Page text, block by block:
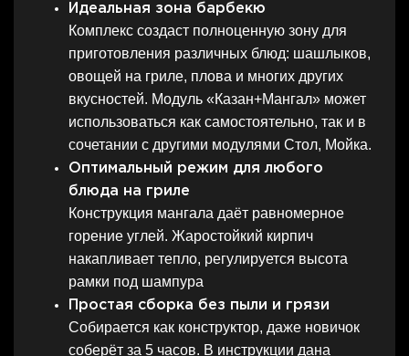
Идеальная зона барбекю
Комплекс создаст полноценную зону для
приготовления различных блюд: шашлыков,
овощей на гриле, плова и многих других
вкусностей. Модуль «Казан+Мангал» может
использоваться как самостоятельно, так и в
сочетании с другими модулями Стол, Мойка.
Оптимальный режим для любого
блюда на гриле
Конструкция мангала даёт равномерное
горение углей. Жаростойкий кирпич
накапливает тепло, регулируется высота
рамки под шампура
Простая сборка без пыли и грязи
Собирается как конструктор, даже новичок
соберёт за 5 часов. В инструкции дана